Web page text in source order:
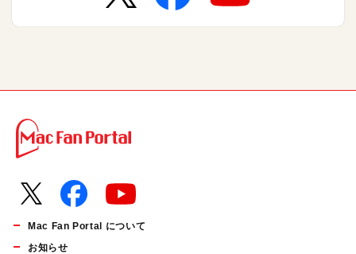
Mac Fan Portal について
お知らせ